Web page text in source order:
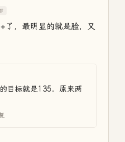
了，最明显的就是脸，又
目标就是135，原来两